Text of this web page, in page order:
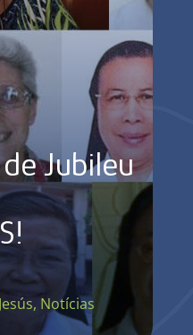
Jubileu
, Notícias